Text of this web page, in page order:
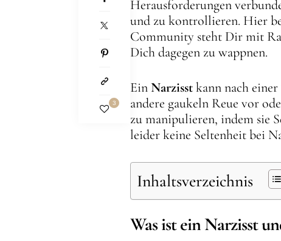
3
Herausforderungen
und zu kontrollieren. Hier
Community steht Dir mit
Dich dagegen zu wappnen.
EinNarzisstkann nach
andere gaukeln Reue vor
zu manipulieren, indem sie
leider keine Seltenheit bei
Inhaltsverzeichnis
Was ist ein Narzisst